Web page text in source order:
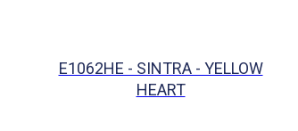
E1062HE - SINTRA - YELLOW
HEART